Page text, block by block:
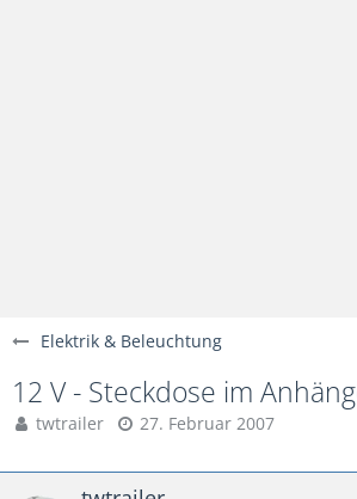
Elektrik & Beleuchtung
12 V - Steckdose im
twtrailer 27. Februar 2007